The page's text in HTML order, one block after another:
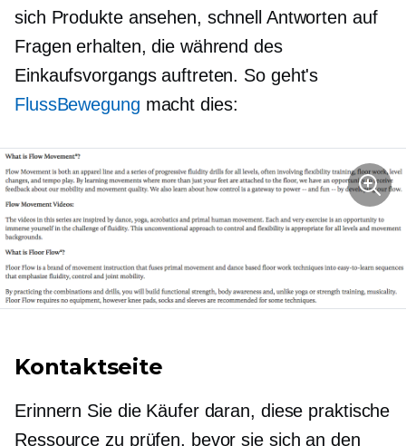
sich Produkte ansehen, schnell Antworten auf
Fragen erhalten, die während des
Einkaufsvorgangs auftreten. So geht's
FlussBewegung macht dies:
Kontaktseite
Erinnern Sie die Käufer daran, diese praktische
Ressource zu prüfen, bevor sie sich an den